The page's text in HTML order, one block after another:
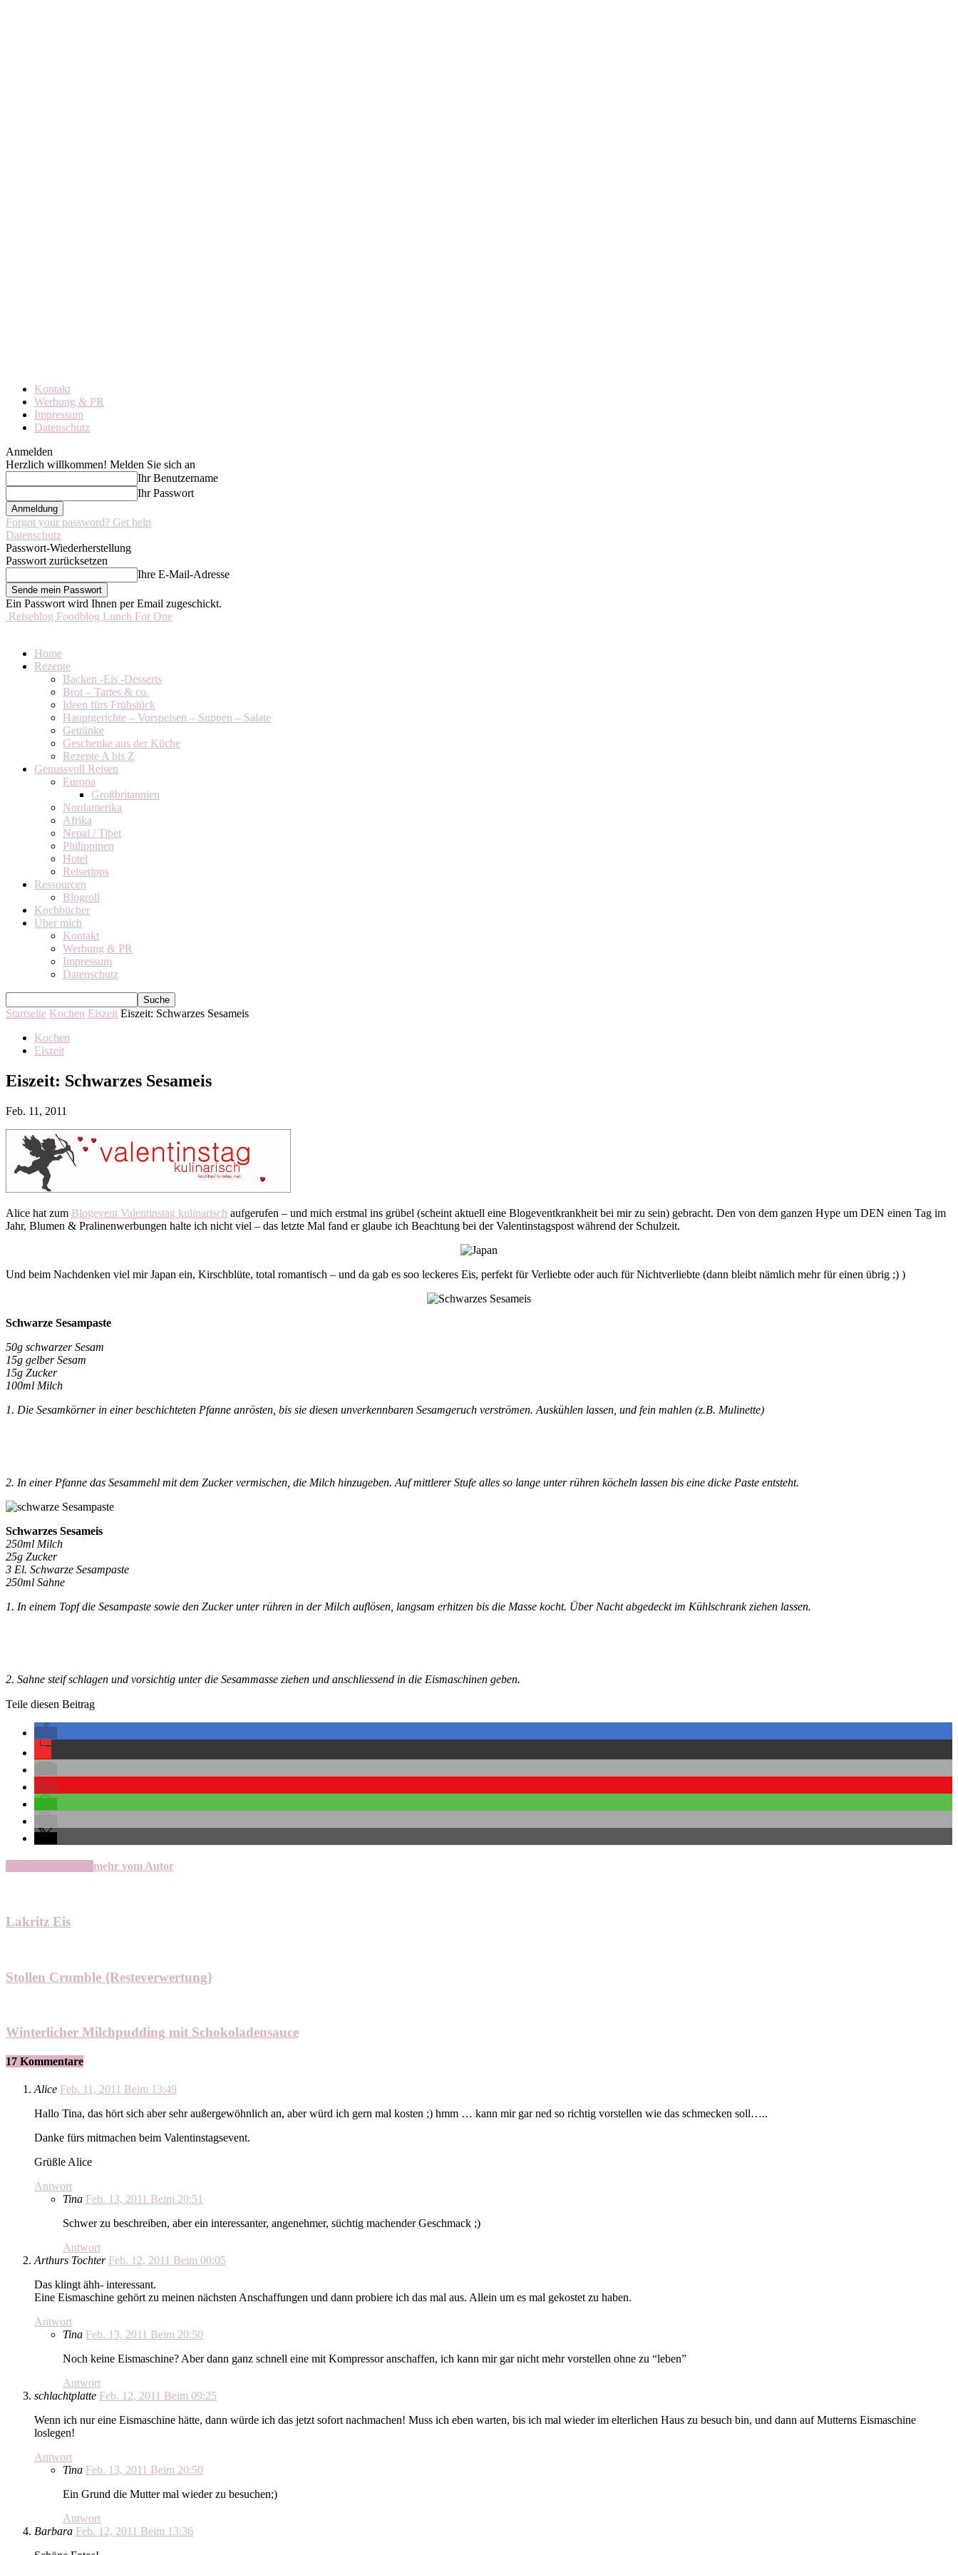
Kontakt
Werbung & PR
Impressum
Datenschutz
Anmelden
Herzlich willkommen! Melden Sie sich an
Ihr Benutzername
Ihr Passwort
Forgot your password? Get help
Datenschutz
Passwort-Wiederherstellung
Passwort zurücksetzen
Ihre E-Mail-Adresse
Ein Passwort wird Ihnen per Email zugeschickt.
Reiseblog Foodblog Lunch For One
Home
Rezepte
Backen -Eis -Desserts
Brot – Tartes & co.
Ideen fürs Frühstück
Hauptgerichte – Vorspeisen – Suppen – Salate
Getränke
Geschenke aus der Küche
Rezepte A bis Z
Genussvoll Reisen
Europa
Großbritannien
Nordamerika
Afrika
Nepal / Tibet
Philippinen
Hotel
Reisetipps
Ressourcen
Blogroll
Kochbücher
Über mich
Kontakt
Werbung & PR
Impressum
Datenschutz
Startseite Kochen Eiszeit Eiszeit: Schwarzes Sesameis
Kochen
Eiszeit
Eiszeit: Schwarzes Sesameis
Feb. 11, 2011
Alice hat zum Blogevent Valentinstag kulinarisch aufgerufen – und mich erstmal ins grübel (scheint aktuell eine Blogeventkrankheit bei mir zu sein) gebracht. Den von dem ganzen Hype um DEN einen Tag im
Jahr, Blumen & Pralinenwerbungen halte ich nicht viel – das letzte Mal fand er glaube ich Beachtung bei der Valentinstagspost während der Schulzeit.
Und beim Nachdenken viel mir Japan ein, Kirschblüte, total romantisch – und da gab es soo leckeres Eis, perfekt für Verliebte oder auch für Nichtverliebte (dann bleibt nämlich mehr für einen übrig ;) )
Schwarze Sesampaste
50g schwarzer Sesam
15g gelber Sesam
15g Zucker
100ml Milch
1. Die Sesamkörner in einer beschichteten Pfanne anrösten, bis sie diesen unverkennbaren Sesamgeruch verströmen. Auskühlen lassen, und fein mahlen (z.B. Mulinette)
2. In einer Pfanne das Sesammehl mit dem Zucker vermischen, die Milch hinzugeben. Auf mittlerer Stufe alles so lange unter rühren köcheln lassen bis eine dicke Paste entsteht.
Schwarzes Sesameis
250ml Milch
25g Zucker
3 El. Schwarze Sesampaste
250ml Sahne
1. In einem Topf die Sesampaste sowie den Zucker unter rühren in der Milch auflösen, langsam erhitzen bis die Masse kocht. Über Nacht abgedeckt im Kühlschrank ziehen lassen.
2. Sahne steif schlagen und vorsichtig unter die Sesammasse ziehen und anschliessend in die Eismaschinen geben.
Teile diesen Beitrag
mehr vom Autor
Lakritz Eis
Stollen Crumble {Resteverwertung}
Winterlicher Milchpudding mit Schokoladensauce
17 Kommentare
Alice Feb. 11, 2011 Beim 13:49
Hallo Tina, das hört sich aber sehr außergewöhnlich an, aber würd ich gern mal kosten ;) hmm … kann mir gar ned so richtig vorstellen wie das schmecken soll…..
Danke fürs mitmachen beim Valentinstagsevent.
Grüßle Alice
Antwort
Tina Feb. 13, 2011 Beim 20:51
Schwer zu beschreiben, aber ein interessanter, angenehmer, süchtig machender Geschmack ;)
Antwort
Arthurs Tochter Feb. 12, 2011 Beim 00:05
Das klingt ähh- interessant.
Eine Eismaschine gehört zu meinen nächsten Anschaffungen und dann probiere ich das mal aus. Allein um es mal gekostet zu haben.
Antwort
Tina Feb. 13, 2011 Beim 20:50
Noch keine Eismaschine? Aber dann ganz schnell eine mit Kompressor anschaffen, ich kann mir gar nicht mehr vorstellen ohne zu “leben”
Antwort
schlachtplatte Feb. 12, 2011 Beim 09:25
Wenn ich nur eine Eismaschine hätte, dann würde ich das jetzt sofort nachmachen! Muss ich eben warten, bis ich mal wieder im elterlichen Haus zu besuch bin, und dann auf Mutterns Eismaschine
loslegen!
Antwort
Tina Feb. 13, 2011 Beim 20:50
Ein Grund die Mutter mal wieder zu besuchen;)
Antwort
Barbara Feb. 12, 2011 Beim 13:36